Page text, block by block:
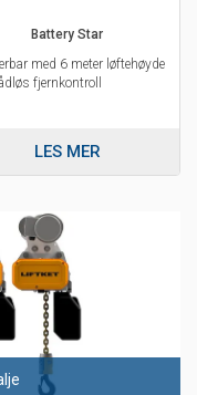
Battery Star
med 6 meter løftehøyde
fjernkontroll
LES MER